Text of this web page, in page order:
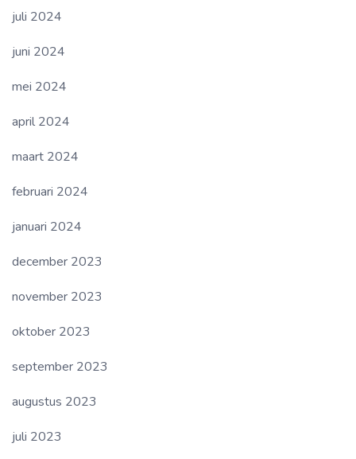
juli 2024
juni 2024
mei 2024
april 2024
maart 2024
februari 2024
januari 2024
december 2023
november 2023
oktober 2023
september 2023
augustus 2023
juli 2023